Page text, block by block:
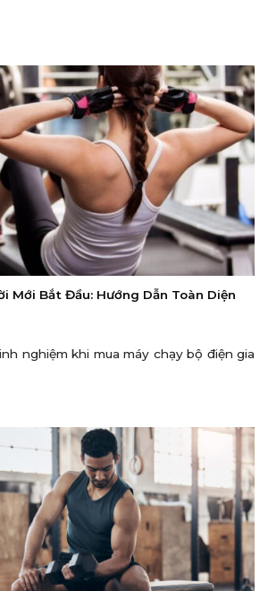
Mới Bắt Đầu: Hướng Dẫn Toàn Diện
nghiệm khi mua máy chạy bộ điện gia